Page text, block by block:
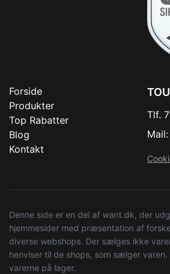
Forside
Produkter
Top Rabatter
Blog
Kontakt
Tlf.
Mail:
Denne side er en del af want.dk, der
hjemmesider med præsentation af
diverse webshops. Der sælges ikke
henviser til de shops, som sælger varen.
varerne på lager.